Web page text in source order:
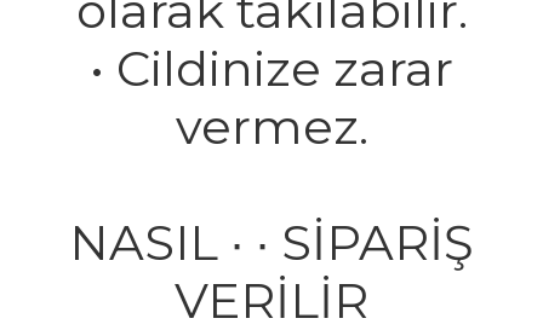
• Cildinize zarar
vermez.
NASIL ∙ ∙ SİPARİŞ
VERİLİR